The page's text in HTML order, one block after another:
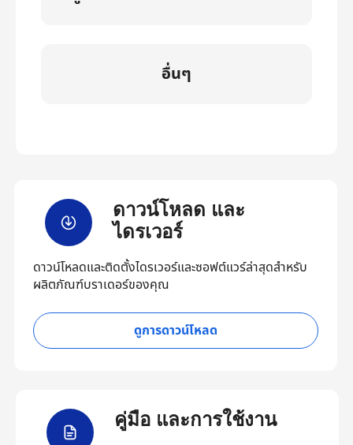
อื่นๆ
ดาวน์โหลด และ
ไดรเวอร์
ดาวน์โหลดและติดตั้งไดรเวอร์และซอฟต์แวร์ล่าสุดสำหรับ
ผลิตภัณฑ์บราเดอร์ของคุณ
ดูการดาวน์โหลด
คู่มือ และการใช้งาน